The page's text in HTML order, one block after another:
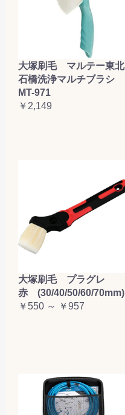
大塚刷毛 マルテー東北
石橋洗浄マルチブラシ
MT-971
￥2,149
大塚刷毛 プラグレ
赤 (30/40/50/60/70mm)
￥550 ～ ￥957